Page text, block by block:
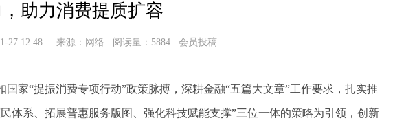
助力消费提质扩容
27 12:48 来源：网络 阅读量：5884 会员投稿
国家“提振消费专项行动”政策脉搏，深耕金融“五篇大文章”工作要求，扎实推
体系、拓展普惠服务版图、强化科技赋能支撑”三位一体的策略为引领，创新